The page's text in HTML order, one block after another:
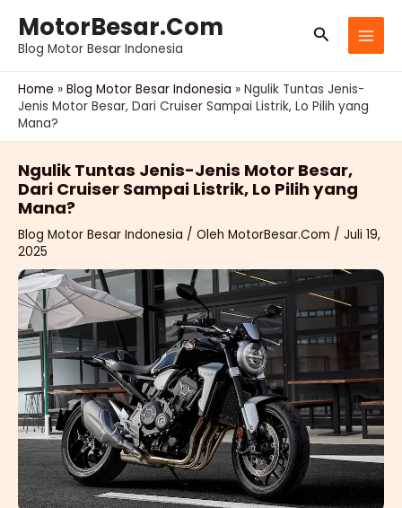
konten
MotorBesar.Com
Blog Motor Besar Indonesia
Cari
Home » Blog Motor Besar Indonesia » Ngulik Tuntas Jenis-
Jenis Motor Besar, Dari Cruiser Sampai Listrik, Lo Pilih yang
Mana?
Ngulik Tuntas Jenis-Jenis Motor Besar,
Dari Cruiser Sampai Listrik, Lo Pilih yang
Mana?
Blog Motor Besar Indonesia / Oleh MotorBesar.Com / Juli 19,
2025